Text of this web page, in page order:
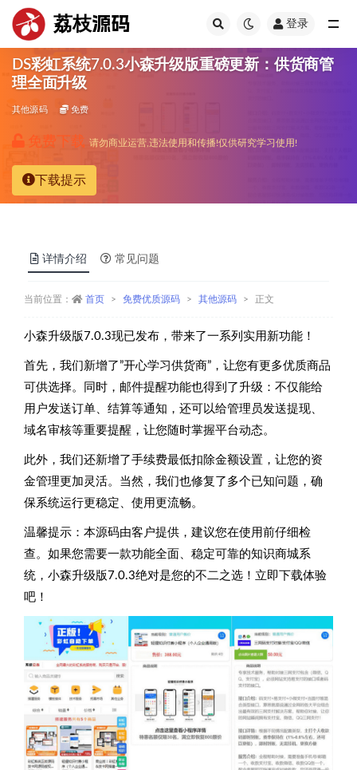
荔枝源码 登录
DS彩虹系统7.0.3小森升级版重磅更新：供货商管
理全面升级
其他源码 免费
免费下载 请勿商业运营,违法使用和传播!仅供研究学习使用!
下载提示
详情介绍 常见问题
当前位置： 首页 免费优质源码 其他源码 正文
小森升级版7.0.3现已发布，带来了一系列实用新功能！
首先，我们新增了”开心学习供货商”，让您有更多优质商品
可供选择。同时，邮件提醒功能也得到了升级：不仅能给
用户发送订单、结算等通知，还可以给管理员发送提现、
域名审核等重要提醒，让您随时掌握平台动态。
此外，我们还新增了手续费最低扣除金额设置，让您的资
金管理更加灵活。当然，我们也修复了多个已知问题，确
保系统运行更稳定、使用更流畅。
温馨提示：本源码由客户提供，建议您在使用前仔细检
查。如果您需要一款功能全面、稳定可靠的知识商城系
统，小森升级版7.0.3绝对是您的不二之选！立即下载体验
吧！